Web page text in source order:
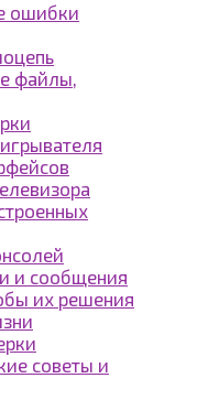
ошибки
файлы,
и сообщения
их решения
советы и